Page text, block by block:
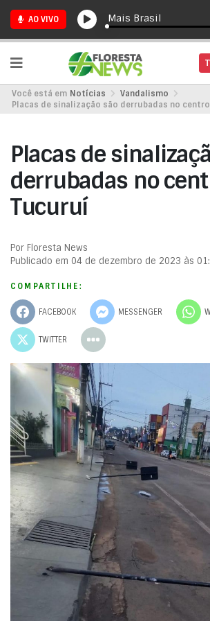
AO VIVO Mais Brasil
Você está em Notícias
Vandalismo
Placas de sinalização são derrubadas no
Placas de
derrubadas no
Tucuruí
Por Floresta News
Publicado em 04 de dezembro de 2023 às
COMPARTILHE:
FACEBOOK MESSENGER
TWITTER